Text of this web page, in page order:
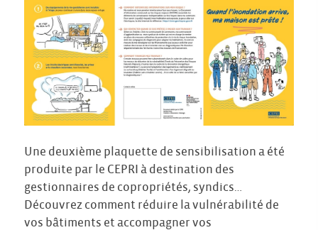
Une deuxième plaquette de sensibilisation a été
produite par le CEPRI à destination des
gestionnaires de copropriétés, syndics…
Découvrez comment réduire la vulnérabilité de
vos bâtiments et accompagner vos